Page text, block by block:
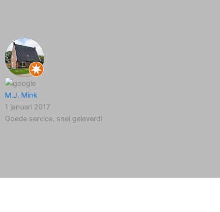
M.J. Mink
1 januari 2017
Goede service, snel geleverd!